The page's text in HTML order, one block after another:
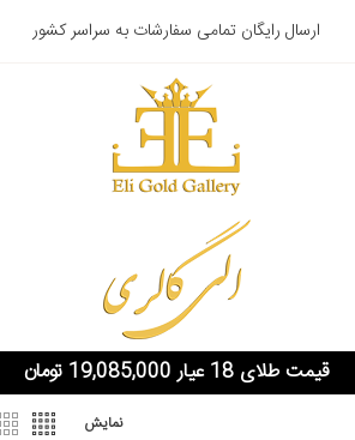
ارسال رایگان تمامی سفارشات به سراسر کشور
قیمت طلای 18 عیار 19,085,000 تومان
نمایش